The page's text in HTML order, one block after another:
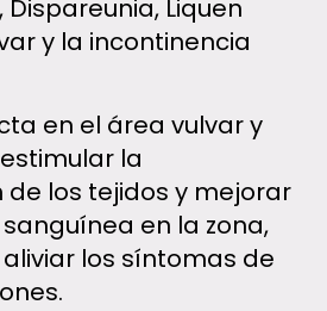
Liquen
y la incontinencia
en el área vulvar y
la
los tejidos y mejorar
en la zona,
los síntomas de